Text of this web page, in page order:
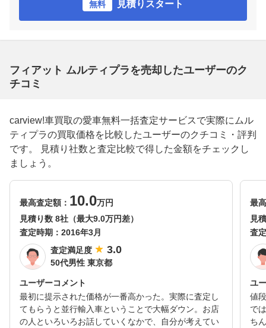
無料 見積りスタート
フィアット ムルティプラを売却したユーザーのク
チコミ
carview!車買取の愛車無料一括査定サービスで実際にムル
ティプラの買取価格を比較したユーザーのクチコミ・評判
です。 見積り社数と査定比較で得した金額をチェックし
ましょう。
最高査定額： 10.0万円
見積り数 8社（最大9.0万円差）
査定時期： 2016年3月
査定満足度
3.0
50代男性 東京都
ユーザーコメント
最初に提示された価格が一番高かった。実際に査定し
てもらうと並行輸入車ということで大幅ダウン。お店
の人といろいろお話していくなかで、自分が考えてい
最
見
査
ユ
値
で
ち